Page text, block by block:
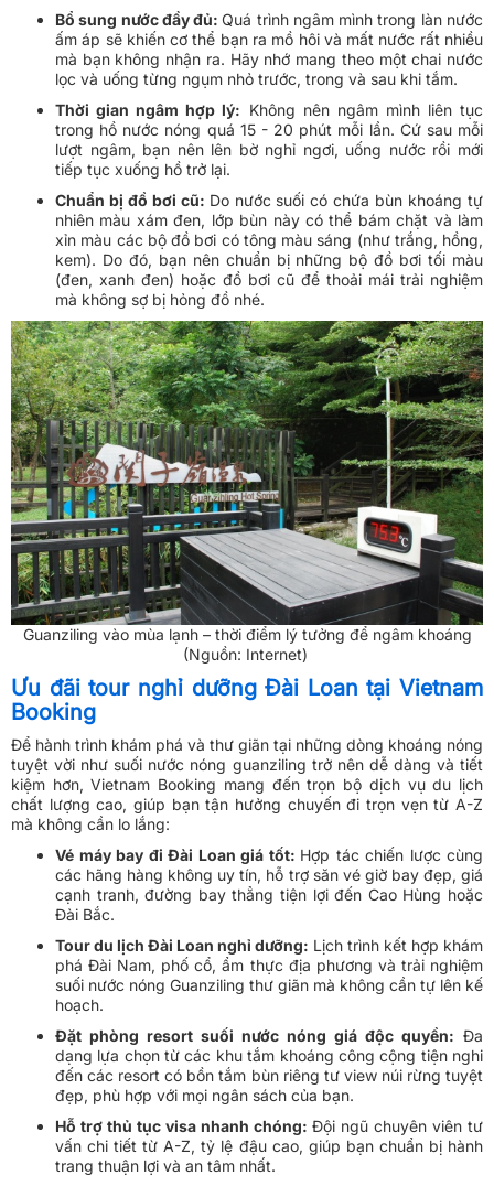
Bổ sung nước đầy đủ:Quá trình ngâm mình trong làn nước
ấm áp sẽ khiến cơ thể bạn ra mồ hôi và mất nước rất nhiều
mà bạn không nhận ra. Hãy nhớ mang theo một chai nước
lọc và uống từng ngụm nhỏ trước, trong và sau khi tắm.
Thời gian ngâm hợp lý: Không nên ngâm mình liên tục
trong hồ nước nóng quá 15 - 20 phút mỗi lần. Cứ sau mỗi
lượt ngâm, bạn nên lên bờ nghỉ ngơi, uống nước rồi mới
tiếp tục xuống hồ trở lại.
Chuẩn bị đồ bơi cũ: Do nước suối có chứa bùn khoáng tự
nhiên màu xám đen, lớp bùn này có thể bám chặt và làm
xỉn màu các bộ đồ bơi có tông màu sáng (như trắng, hồng,
kem). Do đó, bạn nên chuẩn bị những bộ đồ bơi tối màu
(đen, xanh đen) hoặc đồ bơi cũ để thoải mái trải nghiệm
mà không sợ bị hỏng đồ nhé.
Guanziling vào mùa lạnh – thời điểm lý tưởng để ngâm khoáng
(Nguồn: Internet)
Ưu đãi tour nghỉ dưỡng Đài Loan tại Vietnam
Booking
Để hành trình khám phá và thư giãn tại những dòng khoáng nóng
tuyệt vời như suối nước nóng guanziling trở nên dễ dàng và tiết
kiệm hơn, Vietnam Booking mang đến trọn bộ dịch vụ du lịch
chất lượng cao, giúp bạn tận hưởng chuyến đi trọn vẹn từ A-Z
mà không cần lo lắng:
Vé máy bay đi Đài Loan giá tốt: Hợp tác chiến lược cùng
các hãng hàng không uy tín, hỗ trợ săn vé giờ bay đẹp, giá
cạnh tranh, đường bay thẳng tiện lợi đến Cao Hùng hoặc
Đài Bắc.
Tour du lịch Đài Loan nghỉ dưỡng: Lịch trình kết hợp khám
phá Đài Nam, phố cổ, ẩm thực địa phương và trải nghiệm
suối nước nóng Guanziling thư giãn mà không cần tự lên kế
hoạch.
Đặt phòng resort suối nước nóng giá độc quyền: Đa
dạng lựa chọn từ các khu tắm khoáng công cộng tiện nghi
đến các resort có bồn tắm bùn riêng tư view núi rừng tuyệt
đẹp, phù hợp với mọi ngân sách của bạn.
Hỗ trợ thủ tục visa nhanh chóng: Đội ngũ chuyên viên tư
vấn chi tiết từ A-Z, tỷ lệ đậu cao, giúp bạn chuẩn bị hành
trang thuận lợi và an tâm nhất.